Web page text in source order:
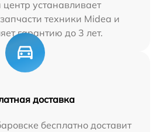
устанавливает
техники Midea и
гарантию до 3 лет.
доставка
бесплатно доставит